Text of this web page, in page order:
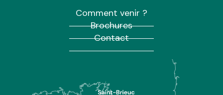
Comment venir ?
Brochures
Contact